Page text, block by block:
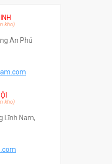
kho)
An Phú
kho)
Lĩnh Nam,